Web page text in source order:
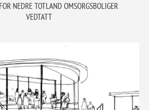
NEDRE TOTLAND OMSORGSBOLIGER
VEDTATT